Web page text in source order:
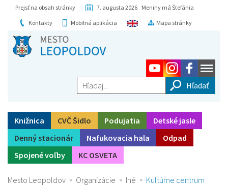
Prejsť na obsah stránky
7. augusta 2026 Meniny má Štefánia
Kontakty
Mobilná aplikácia Mapa stránky
Hľadaj...
Knižnica CVČ Šidlo Podujatia
Detské jasle
Denný stacionár
Nafukovacia hala
Odpad
Spojené voľby
KC OSVETA
Mesto Leopoldov Organizácie Iné
Kultúrne centrum